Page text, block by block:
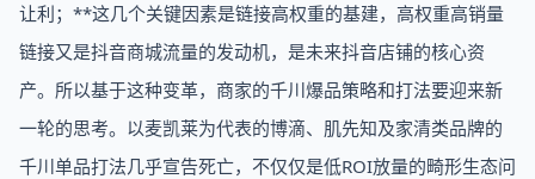
让利；**这几个关键因素是链接高权重的基建，高权重高销量
链接又是抖音商城流量的发动机，是未来抖音店铺的核心资
产。所以基于这种变革，商家的千川爆品策略和打法要迎来新
一轮的思考。‍‍‍‍‍‍‍‍‍‍‍‍‍‍‍‍‍‍‍‍‍‍‍‍‍‍‍‍‍‍‍‍‍‍‍‍以麦凯莱为代表的博滴、肌先知及家清类品牌的
千川单品打法几乎宣告死亡，不仅仅是低ROI放量的畸形生态问